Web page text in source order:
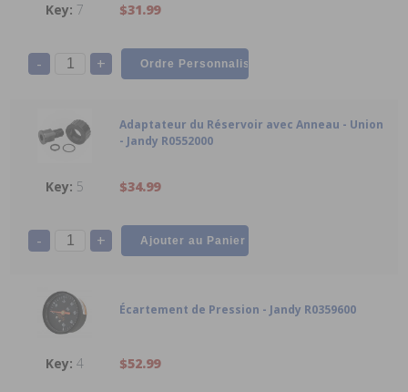
7 $31.99
- +
Adaptateur du Réservoir avec Anneau - Union
- Jandy R0552000
5 $34.99
- +
Écartement de Pression - Jandy R0359600
4 $52.99